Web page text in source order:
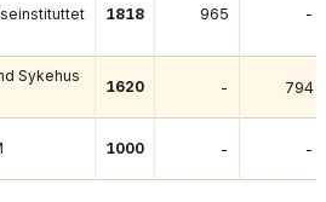
1818 965 -
Sykehus
1620 - 794
1000 - -